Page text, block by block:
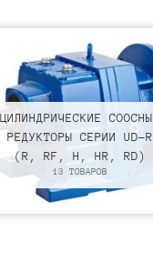
ЦИЛИНДРИЧЕСКИЕ
РЕДУКТОРЫ СЕРИИ UD-R
(R, RF, H, HR, RD)
13 ТОВАРОВ